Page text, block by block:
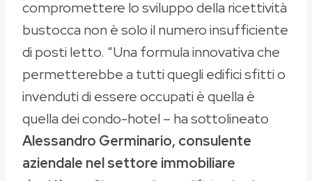
compromettere lo sviluppo della ricettività
bustocca non è solo il numero insufficiente
di posti letto. “Una formula innovativa che
permetterebbe a tutti quegli edifici sfitti o
invenduti di essere occupati è quella è
quella dei condo-hotel – ha sottolineato
Alessandro Germinario, consulente
aziendale nel settore immobiliare